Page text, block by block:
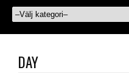
DAY